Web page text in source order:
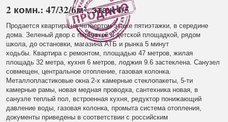
2 комн.: 47/32/6м², этаж 4/5
Продается квартира на четвертом этаже пятиэтажки, в середине
дома. Зеленый двор с парковкой и детской площадкой, рядом
школа, до остановки, магазина АТБ и рынка 5 минут
ходьбы. Квартира с ремонтом, площадью 47 метров, жилая
площадь 32 метра, кухня 6 метров, лоджия 9.6 застеклена. Санузел
совмещен, центральное отопление, газовая колонка.
Металлопластиковые окна 2-х камерные стеклопакеты, 5-ти
камерные рамы, новая медная проводка, сантехника новая, в
санузле теплый пол, встроенная кухня, редуктор понижающий
давление воды, газовая колонка, промыта система отопления,
документы приведены в соответствии с российским